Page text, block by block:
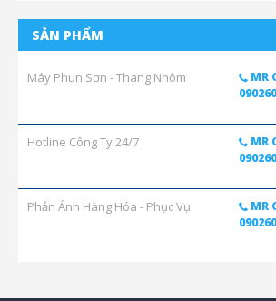
SẢN PHẨM
Máy Phun Sơn - Thang Nhôm
MR
Hotline Công Ty 24/7
MR
Phản Ánh Hàng Hóa - Phục Vụ
MR